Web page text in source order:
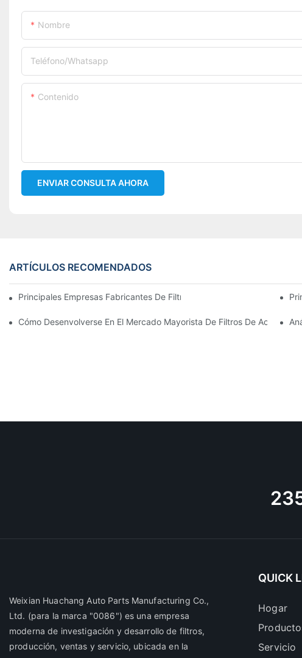
Nombre
Teléfono/whatsapp
Contenido
ENVIAR CONSULTA AHORA
ARTÍCULOS RECOMENDADOS
Principales Empresas Fabricantes De Filtros De Aceite: Una Visión
Cómo Desenvolverse En El Mercado Mayorista De Filtros De Aceite:
Weixian Huachang Auto Parts Manufacturing Co.,
Ltd. (para la marca "0086") es una empresa
moderna de investigación y desarrollo de filtros,
producción, ventas y servicio, ubicada en la
QUICK
Hogar
Servicio